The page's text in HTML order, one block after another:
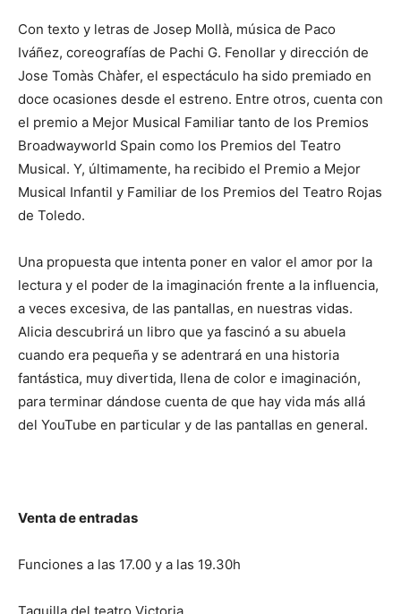
Con texto y letras de Josep Mollà, música de Paco
Iváñez, coreografías de Pachi G. Fenollar y dirección de
Jose Tomàs Chàfer, el espectáculo ha sido premiado en
doce ocasiones desde el estreno. Entre otros, cuenta con
el premio a Mejor Musical Familiar tanto de los Premios
Broadwayworld Spain como los Premios del Teatro
Musical. Y, últimamente, ha recibido el Premio a Mejor
Musical Infantil y Familiar de los Premios del Teatro Rojas
de Toledo.
Una propuesta que intenta poner en valor el amor por la
lectura y el poder de la imaginación frente a la influencia,
a veces excesiva, de las pantallas, en nuestras vidas.
Alicia descubrirá un libro que ya fascinó a su abuela
cuando era pequeña y se adentrará en una historia
fantástica, muy divertida, llena de color e imaginación,
para terminar dándose cuenta de que hay vida más allá
del YouTube en particular y de las pantallas en general.
Venta de entradas
Funciones a las 17.00 y a las 19.30h